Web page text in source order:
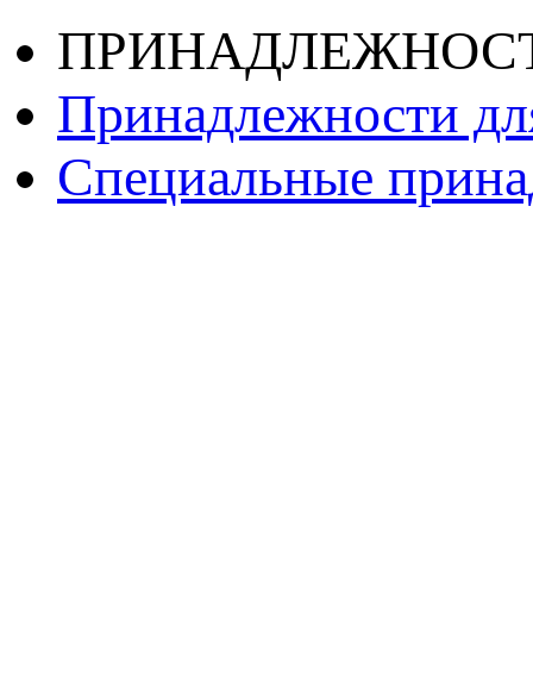
Принадлежности
Специальные